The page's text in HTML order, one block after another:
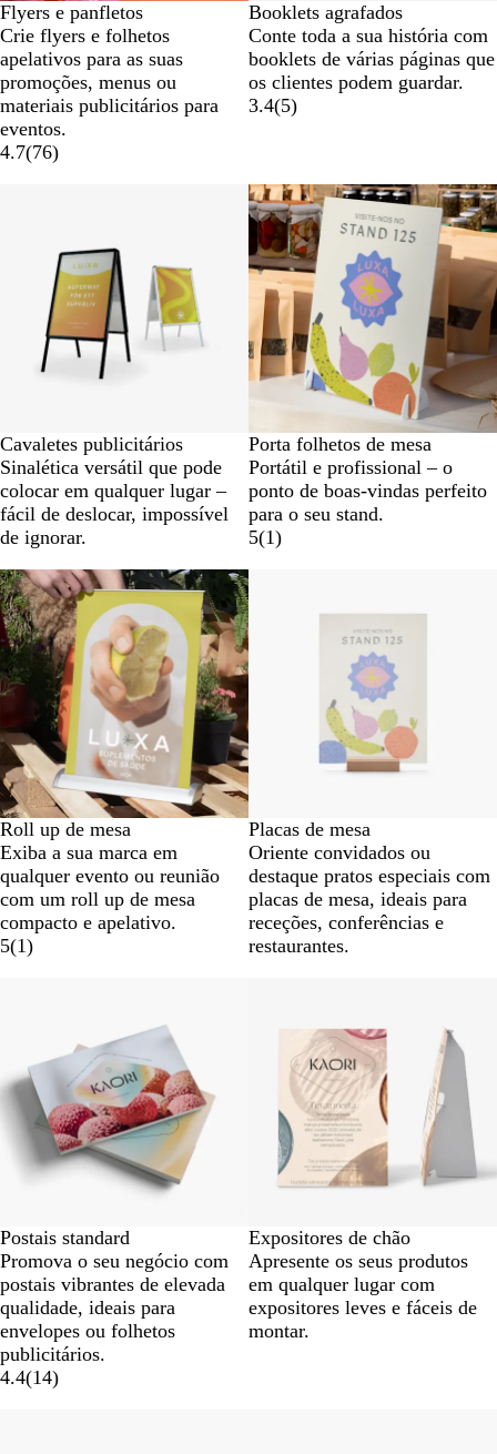
Flyers e panfletos
Crie flyers e folhetos
apelativos para as suas
promoções, menus ou
materiais publicitários para
eventos.
4.7(76)
Booklets agrafados
Conte toda a sua história com
booklets de várias páginas que
os clientes podem guardar.
3.4(5)
Cavaletes publicitários
Sinalética versátil que pode
colocar em qualquer lugar –
fácil de deslocar, impossível
de ignorar.
Porta folhetos de mesa
Portátil e profissional – o
ponto de boas-vindas perfeito
para o seu stand.
5(1)
Roll up de mesa
Exiba a sua marca em
qualquer evento ou reunião
com um roll up de mesa
compacto e apelativo.
5(1)
Placas de mesa
Oriente convidados ou
destaque pratos especiais com
placas de mesa, ideais para
receções, conferências e
restaurantes.
Postais standard
Promova o seu negócio com
postais vibrantes de elevada
qualidade, ideais para
envelopes ou folhetos
publicitários.
4.4(14)
Expositores de chão
Apresente os seus produtos
em qualquer lugar com
expositores leves e fáceis de
montar.